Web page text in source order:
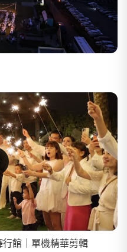
館｜單機精華剪輯